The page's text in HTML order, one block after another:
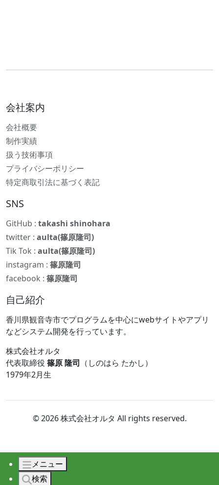
会社案内
会社概要
制作実績
扱う技術事項
プライバシーポリシー
特定商取引法に基づく表記
SNS
GitHub : takashi shinohara
twitter : aulta(篠原隆司)
Tik Tok : aulta(篠原隆司)
instagram : 篠原隆司
facebook : 篠原隆司
自己紹介
香川県観音寺市でプログラムを中心にwebサイトやアプリ
などシステム開発を行っています。
株式会社オルタ
代表取締役 篠原 隆司 （しのはら たかし）
1979年2月生
© 2026 株式会社オルタ All rights reserved.
メニュー
検索